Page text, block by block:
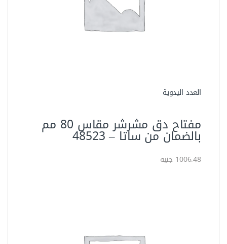
العدد اليدوية
مفتاح دق مشرشر مقاس 80 مم
بالضمان من ساتا – ‏48523‏
1006.48 جنيه